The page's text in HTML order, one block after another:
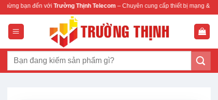
Bỏ
dung
vớiTrường Thịnh Telecom– Chuyên cung cấp thiết bị mạng & camera chính
Tìm